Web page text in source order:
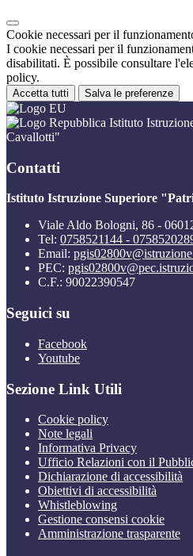
Cookie necessari per il
I cookie necessari per il
disabilitati. È possibile consultare
policy.
Accetta tutti Salva le preferenze
Istituto
Cavallotti"
Contatti
Istituto Istruzione Superiore
Viale Aldo Bologni, 86 -
Tel: 0758521144 -
Email:
PEC:
C.F.: 90022390547
Seguici su
Facebook
Youtube
Sezione Link Utili
Cookie policy
Note legali
Informativa Privacy
Ufficio Relazioni con il
Dichiarazione di accessibilità
Obiettivi di accessibilità
Whistleblowing
Gestione consensi cookie
Amministrazione trasparente